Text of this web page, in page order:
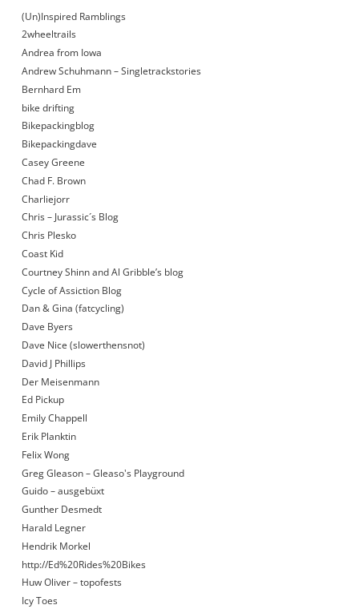
(Un)Inspired Ramblings
2wheeltrails
Andrea from Iowa
Andrew Schuhmann – Singletrackstories
Bernhard Em
bike drifting
Bikepackingblog
Bikepackingdave
Casey Greene
Chad F. Brown
Charliejorr
Chris – Jurassic´s Blog
Chris Plesko
Coast Kid
Courtney Shinn and Al Gribble’s blog
Cycle of Assiction Blog
Dan & Gina (fatcycling)
Dave Byers
Dave Nice (slowerthensnot)
David J Phillips
Der Meisenmann
Ed Pickup
Emily Chappell
Erik Planktin
Felix Wong
Greg Gleason – Gleaso's Playground
Guido – ausgebüxt
Gunther Desmedt
Harald Legner
Hendrik Morkel
http://Ed%20Rides%20Bikes
Huw Oliver – topofests
Icy Toes